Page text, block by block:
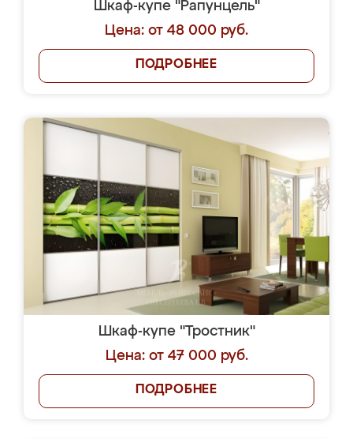
Шкаф-купе "Рапунцель"
Цена: от 48 000 руб.
ПОДРОБНЕЕ
Шкаф-купе "Тростник"
Цена: от 47 000 руб.
ПОДРОБНЕЕ